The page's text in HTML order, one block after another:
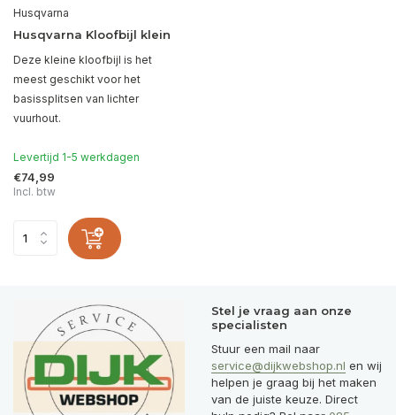
Husqvarna
Husqvarna Kloofbijl klein
Deze kleine kloofbijl is het
meest geschikt voor het
basissplitsen van lichter
vuurhout.
Levertijd 1-5 werkdagen
€74,99
Incl. btw
Stel je vraag aan onze
specialisten
Stuur een mail naar
service@dijkwebshop.nl en wij
helpen je graag bij het maken
van de juiste keuze. Direct